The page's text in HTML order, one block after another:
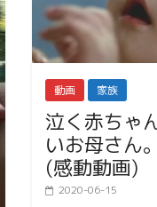
動画 家族
泣く赤ちゃ
いお母さん
(感動動画)
2020-06-15